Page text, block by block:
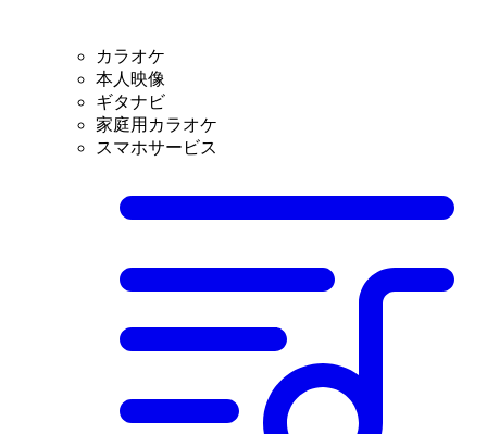
カラオケ
本人映像
ギタナビ
家庭用カラオケ
スマホサービス